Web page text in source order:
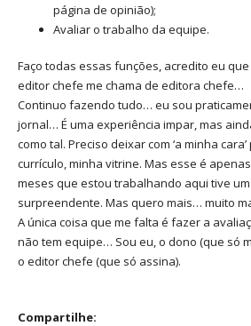
página de opinião);
Avaliar o trabalho da equipe.
Faço todas essas funções, acredito eu
editor chefe me chama de editora chefe…
Continuo fazendo tudo… eu sou
jornal… É uma experiência impar, mas
como tal. Preciso deixar com ‘a minha
currículo, minha vitrine. Mas esse é
meses que estou trabalhando aqui tive
surpreendente. Mas quero mais… muito
A única coisa que me falta é fazer a
não tem equipe… Sou eu, o dono (que só
o editor chefe (que só assina).
Compartilhe: